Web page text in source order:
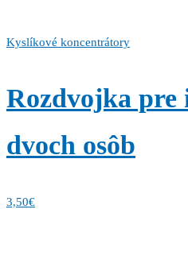
Kyslíkové koncentrátory
Rozdvojka pre
dvoch osôb
3,50€